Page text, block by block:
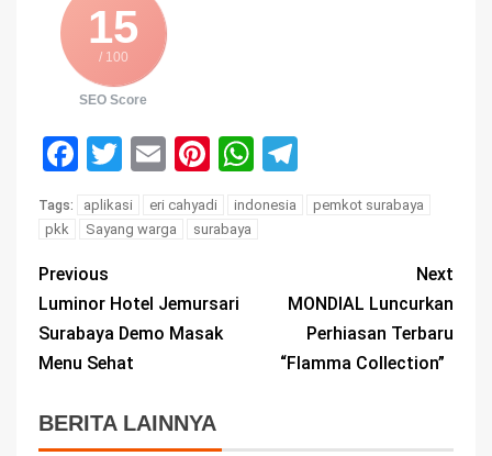
15
/ 100
SEO Score
Facebook
Twitter
EmailPinterest
WhatsApp
Tags: aplikasi eri cahyadi indonesia
pemkot surabaya
pkk
Sayang warga surabaya
Previous
Luminor Hotel Jemursari
Surabaya Demo Masak
Menu Sehat
Next
MONDIAL Luncurkan
Perhiasan Terbaru
“Flamma Collection”
BERITA LAINNYA